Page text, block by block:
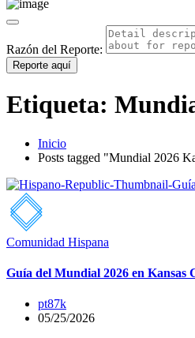
Razón del Reporte:
Reporte aquí
Etiqueta:
Inicio
Posts tagged "Mundial 2026
Comunidad Hispana
Guía del Mundial 2026 en Kansas
pt87k
05/25/2026